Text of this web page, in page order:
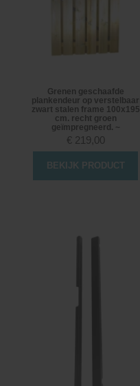
Grenen geschaafde
plankendeur op verstelbaar
zwart stalen frame 100x195
cm. recht groen
geïmpregneerd. ~
€ 219,00
BEKIJK PRODUCT